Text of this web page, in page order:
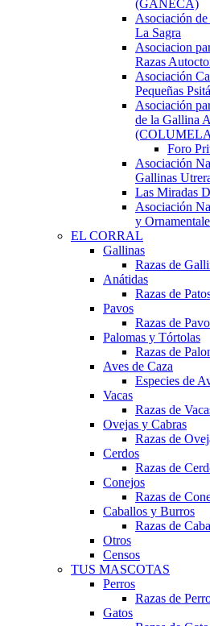
(GANECA)
Asociación de
La Sagra
Asociacion
Razas
Asociación
Pequeñas
Asociación
de la Gallina
Foro
Asociación
Gallinas
Las Miradas
Asociación
y
EL CORRAL
Gallinas
Razas de
Anátidas
Razas de
Pavos
Razas de
Palomas y Tórtolas
Razas de
Aves de Caza
Especies de
Vacas
Razas de
Ovejas y Cabras
Razas de
Cerdos
Razas de
Conejos
Razas de
Caballos y Burros
Razas de
Otros
Censos
TUS MASCOTAS
Perros
Razas de
Gatos